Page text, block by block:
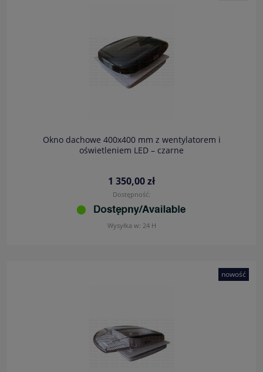
Okno dachowe 400x400 mm z wentylatorem i
oświetleniem LED – czarne
1 350,00 zł
Dostępność:
Wysyłka w: 24 H
nowość